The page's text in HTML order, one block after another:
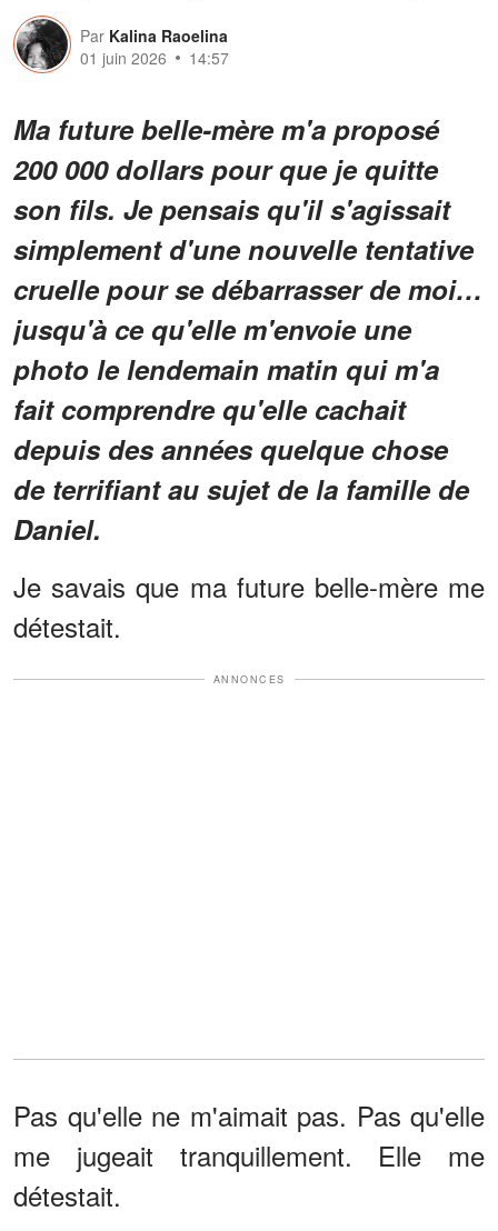
Par Kalina Raoelina
01 juin 2026
14:57
Ma future belle-mère m'a proposé
200 000 dollars pour que je quitte
son fils. Je pensais qu'il s'agissait
simplement d'une nouvelle tentative
cruelle pour se débarrasser de moi…
jusqu'à ce qu'elle m'envoie une
photo le lendemain matin qui m'a
fait comprendre qu'elle cachait
depuis des années quelque chose
de terrifiant au sujet de la famille de
Daniel.
Je savais que ma future belle-mère me
détestait.
ANNONCES
Pas qu'elle ne m'aimait pas. Pas qu'elle
me jugeait tranquillement. Elle me
détestait.